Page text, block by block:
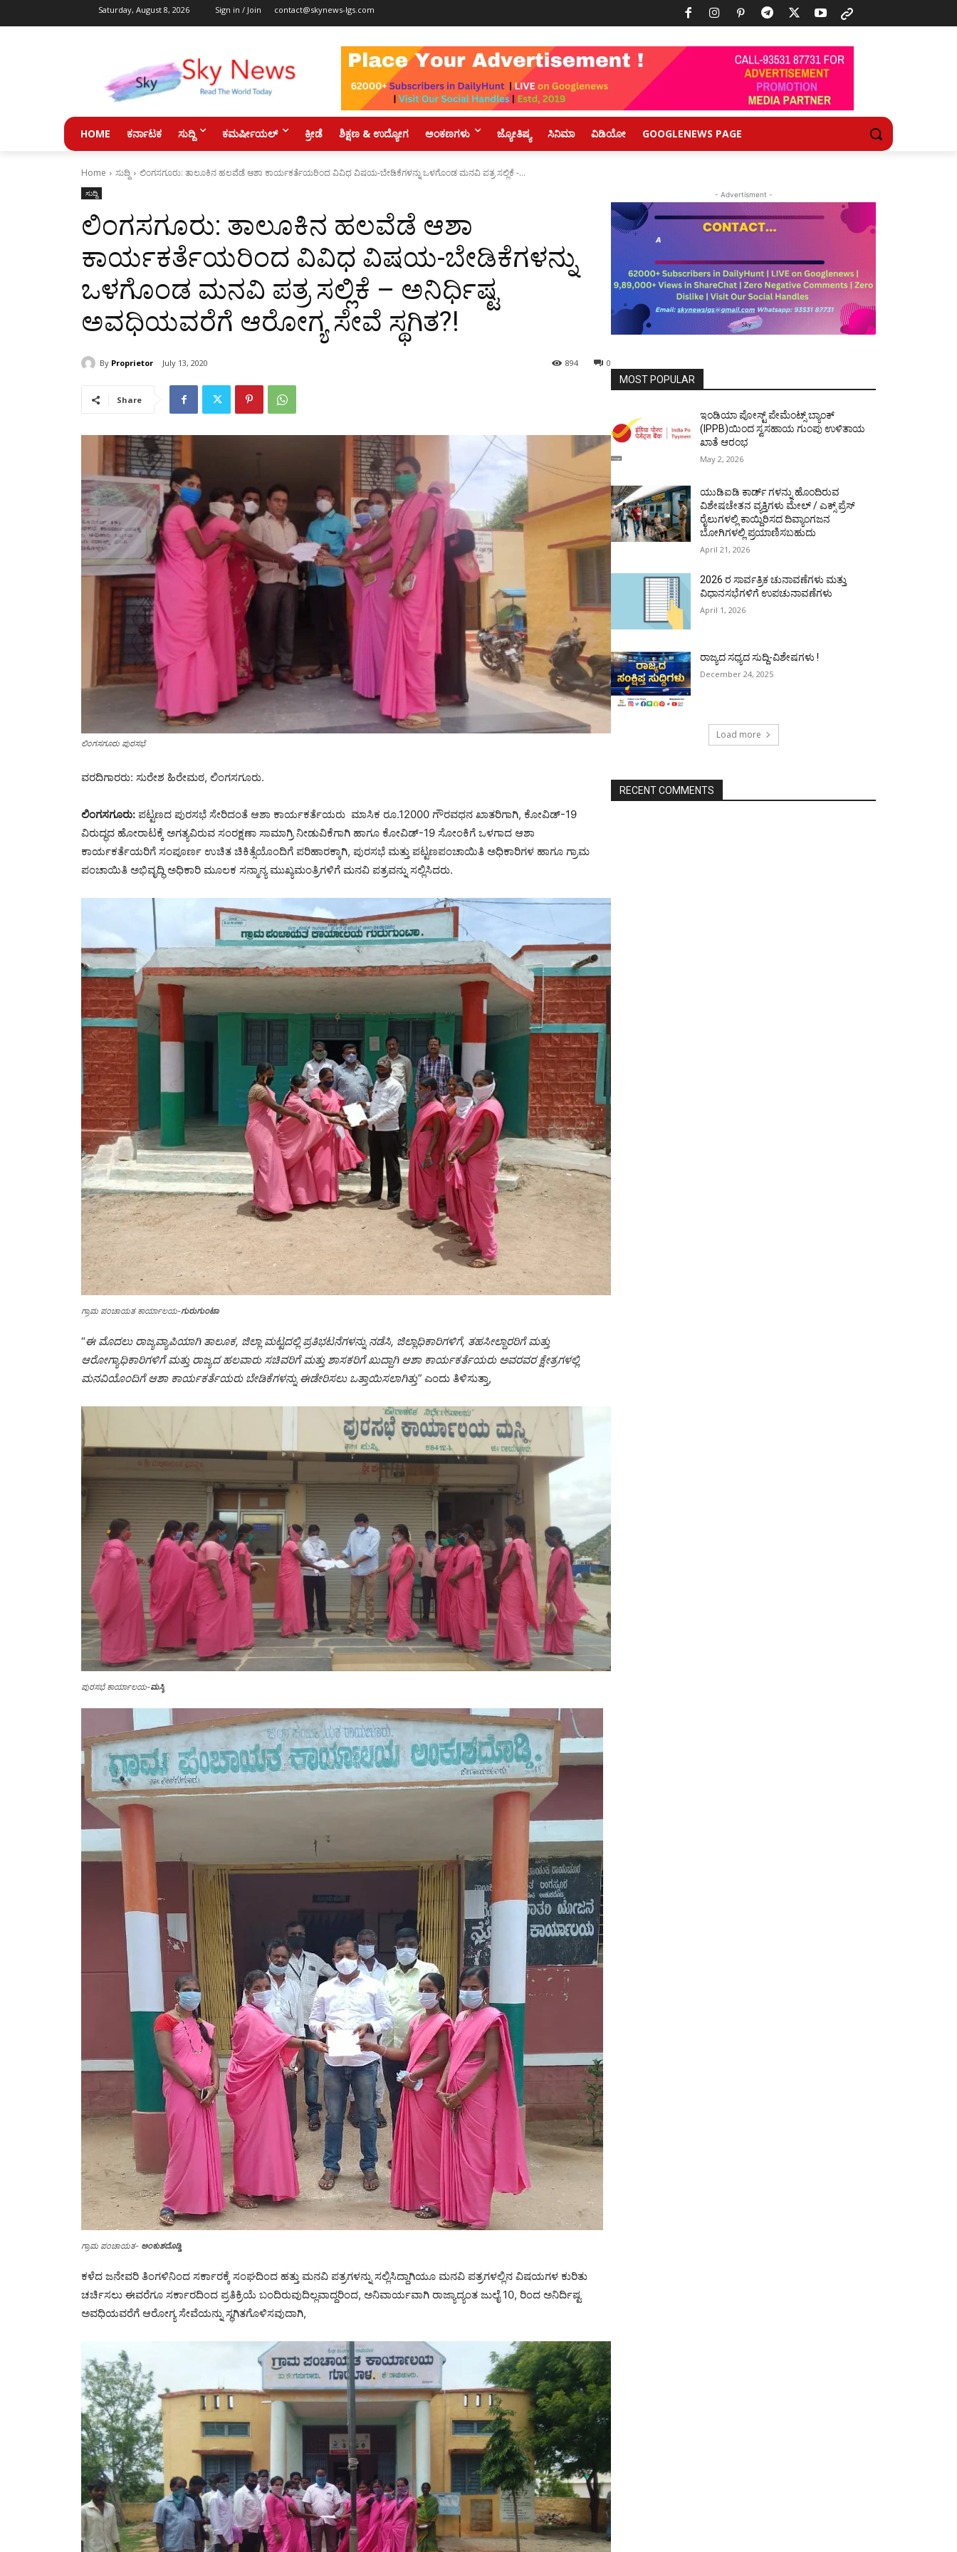
Saturday, August 8, 2026 Sign in / Join contact@skynews-lgs.com
HOME ಕರ್ನಾಟಕ ಸುದ್ದಿ ಕಮರ್ಷೀಯಲ್ ಕ್ರೀಡೆ ಶಿಕ್ಷಣ & ಉದ್ಯೋಗ ಅಂಕಣಗಳು ಜ್ಯೋತಿಷ್ಯ ಸಿನಿಮಾ ವಿಡಿಯೋ GOOGLENEWS PAGE
Home ಸುದ್ದಿ ಲಿಂಗಸಗೂರು: ತಾಲೂಕಿನ ಹಲವೆಡೆ ಆಶಾ ಕಾರ್ಯಕರ್ತೆಯರಿಂದ ವಿವಿಧ ವಿಷಯ-ಬೇಡಿಕೆಗಳನ್ನು ಒಳಗೊಂಡ ಮನವಿ ಪತ್ರ ಸಲ್ಲಿಕೆ -...
ಸುದ್ದಿ
ಲಿಂಗಸಗೂರು: ತಾಲೂಕಿನ ಹಲವೆಡೆ ಆಶಾ
ಕಾರ್ಯಕರ್ತೆಯರಿಂದ ವಿವಿಧ ವಿಷಯ-ಬೇಡಿಕೆಗಳನ್ನು
ಒಳಗೊಂಡ ಮನವಿ ಪತ್ರ ಸಲ್ಲಿಕೆ – ಅನಿರ್ಧಿಷ್ಟ
ಅವಧಿಯವರೆಗೆ ಆರೋಗ್ಯ ಸೇವೆ ಸ್ಥಗಿತ?!
By Proprietor July 13, 2020 0
894
Share
ಲಿಂಗಸಗೂರು ಪುರಸಭೆ
ವರದಿಗಾರರು: ಸುರೇಶ ಹಿರೇಮಠ, ಲಿಂಗಸಗೂರು.
ಲಿಂಗಸಗೂರು: ಪಟ್ಟಣದ ಪುರಸಭೆ ಸೇರಿದಂತೆ ಆಶಾ ಕಾರ್ಯಕರ್ತೆಯರು ಮಾಸಿಕ ರೂ.12000 ಗೌರವಧನ ಖಾತರಿಗಾಗಿ, ಕೋವಿಡ್-‌19
ವಿರುದ್ಧದ ಹೋರಾಟಕ್ಕೆ ಅಗತ್ಯವಿರುವ ಸಂರಕ್ಷಣಾ ಸಾಮಾಗ್ರಿ ನೀಡುವಿಕೆಗಾಗಿ ಹಾಗೂ ಕೋವಿಡ್-‌19 ಸೋಂಕಿಗೆ ಒಳಗಾದ ಆಶಾ
ಕಾರ್ಯಕರ್ತೆಯರಿಗೆ ಸಂಪೂರ್ಣ ಉಚಿತ ಚಿಕಿತ್ಸೆಯೊಂದಿಗೆ ಪರಿಹಾರಕ್ಕಾಗಿ, ಪುರಸಭೆ ಮತ್ತು ಪಟ್ಟಣಪಂಚಾಯಿತಿ ಅಧಿಕಾರಿಗಳ ಹಾಗೂ ಗ್ರಾಮ
ಪಂಚಾಯಿತಿ ಅಭಿವೃದ್ಧಿ ಅಧಿಕಾರಿ ಮೂಲಕ ಸನ್ಮಾನ್ಯ ಮುಖ್ಯಮಂತ್ರಿಗಳಿಗೆ ಮನವಿ ಪತ್ರವನ್ನು ಸಲ್ಲಿಸಿದರು.
ಗ್ರಾಮ ಪಂಚಾಯತ ಕಾರ್ಯಾಲಯ-ಗುರುಗುಂಟಾ
“ಈ ಮೊದಲು ರಾಜ್ಯವ್ಯಾಪಿಯಾಗಿ ತಾಲೂಕ, ಜಿಲ್ಲಾ ಮಟ್ಟದಲ್ಲಿ ಪ್ರತಿಭಟನೆಗಳನ್ನು ನಡೆಸಿ, ಜಿಲ್ಲಾಧಿಕಾರಿಗಳಿಗೆ, ತಹಸೀಲ್ದಾರರಿಗೆ ಮತ್ತು
ಆರೋಗ್ಯಾಧಿಕಾರಿಗಳಿಗೆ ಮತ್ತು ರಾಜ್ಯದ ಹಲವಾರು ಸಚಿವರಿಗೆ ಮತ್ತು ಶಾಸಕರಿಗೆ ಖುದ್ದಾಗಿ ಆಶಾ ಕಾರ್ಯಕರ್ತೆಯರು ಅವರವರ ಕ್ಷೇತ್ರಗಳಲ್ಲಿ
ಮನವಿಯೊಂದಿಗೆ ಆಶಾ ಕಾರ್ಯಕರ್ತೆಯರು ಬೇಡಿಕೆಗಳನ್ನು ಈಡೇರಿಸಲು ಒತ್ತಾಯಿಸಲಾಗಿತ್ತು” ಎಂದು ತಿಳಿಸುತ್ತಾ,
ಪುರಸಭೆ ಕಾರ್ಯಾಲಯ-ಮಸ್ಕಿ
ಗ್ರಾಮ ಪಂಚಾಯತ- ಅಂಕುಶದೊಡ್ಡಿ
ಕಳೆದ ಜನೇವರಿ ತಿಂಗಳಿನಿಂದ ಸರ್ಕಾರಕ್ಕೆ ಸಂಘದಿಂದ ಹತ್ತು ಮನವಿ ಪತ್ರಗಳನ್ನು ಸಲ್ಲಿಸಿದ್ದಾಗಿಯೂ ಮನವಿ ಪತ್ರಗಳಲ್ಲಿನ ವಿಷಯಗಳ ಕುರಿತು
ಚರ್ಚಿಸಲು ಈವರೆಗೂ ಸರ್ಕಾರದಿಂದ ಪ್ರತಿಕ್ರಿಯೆ ಬಂದಿರುವುದಿಲ್ಲವಾದ್ದರಿಂದ, ಅನಿವಾರ್ಯವಾಗಿ ರಾಜ್ಯಾದ್ಯಂತ ಜುಲೈ 10, ರಿಂದ ಅನಿರ್ದಿಷ್ಟ
ಅವಧಿಯವರೆಗೆ ಆರೋಗ್ಯ ಸೇವೆಯನ್ನು ಸ್ಥಗಿತಗೊಳಿಸವುದಾಗಿ,
- Advertisment -
MOST POPULAR
ಇಂಡಿಯಾ ಪೋಸ್ಟ್ ಪೇಮೆಂಟ್ಸ್ ಬ್ಯಾಂಕ್
(IPPB)ಯಿಂದ ಸ್ವಸಹಾಯ ಗುಂಪು ಉಳಿತಾಯ
ಖಾತೆ ಆರಂಭ
May 2, 2026
ಯುಡಿಐಡಿ ಕಾರ್ಡ್ ಗಳನ್ನು ಹೊಂದಿರುವ
ವಿಶೇಷಚೇತನ ವ್ಯಕ್ತಿಗಳು ಮೇಲ್ / ಎಕ್ಸ್ ಪ್ರೆಸ್
ರೈಲುಗಳಲ್ಲಿ ಕಾಯ್ದಿರಿಸದ ದಿವ್ಯಾಂಗಜನ
ಬೋಗಿಗಳಲ್ಲಿ ಪ್ರಯಾಣಿಸಬಹುದು
April 21, 2026
2026 ರ ಸಾರ್ವತ್ರಿಕ ಚುನಾವಣೆಗಳು ಮತ್ತು
ವಿಧಾನಸಭೆಗಳಿಗೆ ಉಪಚುನಾವಣೆಗಳು
April 1, 2026
ರಾಜ್ಯದ ಸಧ್ಯದ ಸುದ್ದಿ-ವಿಶೇಷಗಳು !
December 24, 2025
Load more
RECENT COMMENTS